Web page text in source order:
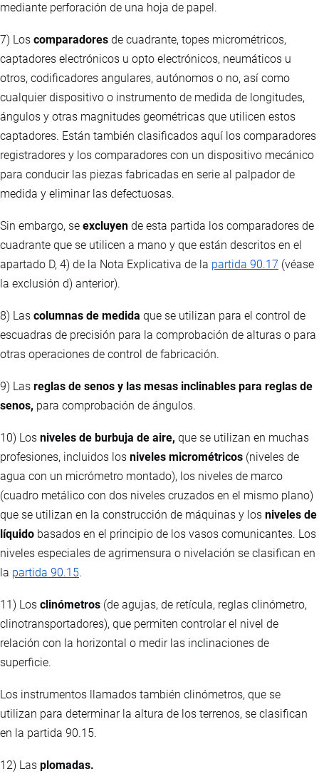
mediante perforación de una hoja de papel.
7) Los comparadores de cuadrante, topes micrométricos,
captadores electrónicos u opto electrónicos, neumáticos u
otros, codificadores angulares, autónomos o no, así como
cualquier dispositivo o instrumento de medida de longitudes,
ángulos y otras magnitudes geométricas que utilicen estos
captadores. Están también clasificados aquí los comparadores
registradores y los comparadores con un dispositivo mecánico
para conducir las piezas fabricadas en serie al palpador de
medida y eliminar las defectuosas.
Sin embargo, se excluyen de esta partida los comparadores de
cuadrante que se utilicen a mano y que están descritos en el
apartado D, 4) de la Nota Explicativa de la partida 90.17 (véase
la exclusión d) anterior).
8) Las columnas de medida que se utilizan para el control de
escuadras de precisión para la comprobación de alturas o para
otras operaciones de control de fabricación.
9) Las reglas de senos y las mesas inclinables para reglas de
senos, para comprobación de ángulos.
10) Los niveles de burbuja de aire, que se utilizan en muchas
profesiones, incluidos los niveles micrométricos (niveles de
agua con un micrómetro montado), los niveles de marco
(cuadro metálico con dos niveles cruzados en el mismo plano)
que se utilizan en la construcción de máquinas y los niveles de
líquido basados en el principio de los vasos comunicantes. Los
niveles especiales de agrimensura o nivelación se clasifican en
la partida 90.15.
11) Los clinómetros (de agujas, de retícula, reglas clinómetro,
clinotransportadores), que permiten controlar el nivel de
relación con la horizontal o medir las inclinaciones de
superficie.
Los instrumentos llamados también clinómetros, que se
utilizan para determinar la altura de los terrenos, se clasifican
en la partida 90.15.
12) Las plomadas.